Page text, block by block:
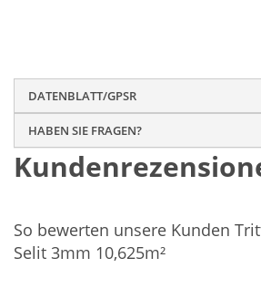
DATENBLATT/GPSR
HABEN SIE FRAGEN?
So bewerten unsere Kunden
Selit 3mm 10,625m²